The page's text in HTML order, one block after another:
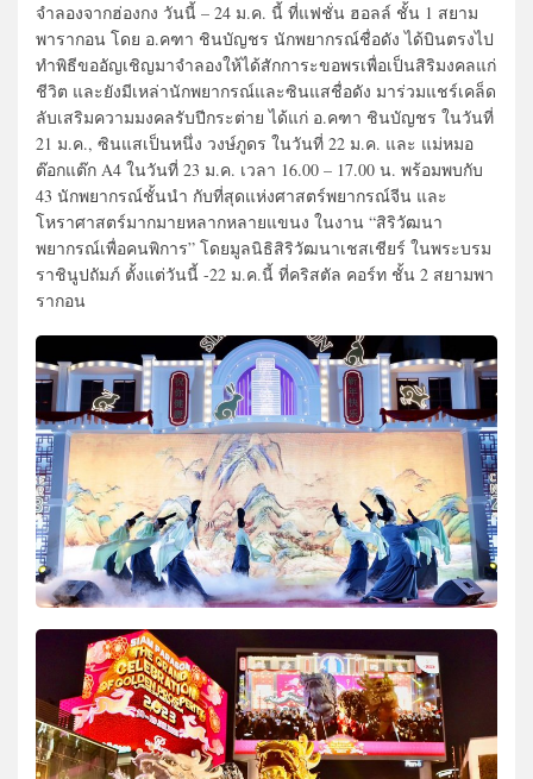
จำลองจากฮ่องกง วันนี้ – 24 ม.ค. นี้ ที่แฟชั่น ฮอลล์ ชั้น 1 สยาม
พารากอน โดย อ.คฑา ชินบัญชร นักพยากรณ์ชื่อดัง ได้บินตรงไป
ทำพิธีขออัญเชิญมาจำลองให้ได้สักการะขอพรเพื่อเป็นสิริมงคลแก่
ชีวิต และยังมีเหล่านักพยากรณ์และซินแสชื่อดัง มาร่วมแชร์เคล็ด
ลับเสริมความมงคลรับปีกระต่าย ได้แก่ อ.คฑา ชินบัญชร ในวันที่
21 ม.ค., ซินแสเป็นหนึ่ง วงษ์ภูดร ในวันที่ 22 ม.ค. และ แม่หมอ
ต๊อกแต๊ก A4 ในวันที่ 23 ม.ค. เวลา 16.00 – 17.00 น. พร้อมพบกับ
43 นักพยากรณ์ชั้นนำ กับที่สุดแห่งศาสตร์พยากรณ์จีน และ
โหราศาสตร์มากมายหลากหลายแขนง ในงาน “สิริวัฒนา
พยากรณ์เพื่อคนพิการ” โดยมูลนิธิสิริวัฒนาเชสเชียร์ ในพระบรม
ราชินูปถัมภ์ ตั้งแต่วันนี้ -22 ม.ค.นี้ ที่คริสตัล คอร์ท ชั้น 2 สยามพา
รากอน